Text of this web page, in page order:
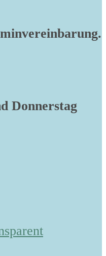
Donnerstag